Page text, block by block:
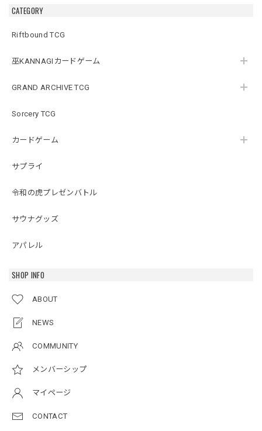
CATEGORY
Riftbound TCG
巫KANNAGIカードゲーム
GRAND ARCHIVE TCG
Sorcery TCG
カードゲーム
サプライ
令和の虎プレゼンバトル
サウナグッズ
アパレル
SHOP INFO
ABOUT
NEWS
COMMUNITY
メンバーシップ
マイページ
CONTACT